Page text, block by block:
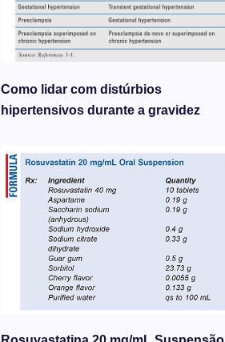
Como lidar com distúrbios
hipertensivos durante a gravidez